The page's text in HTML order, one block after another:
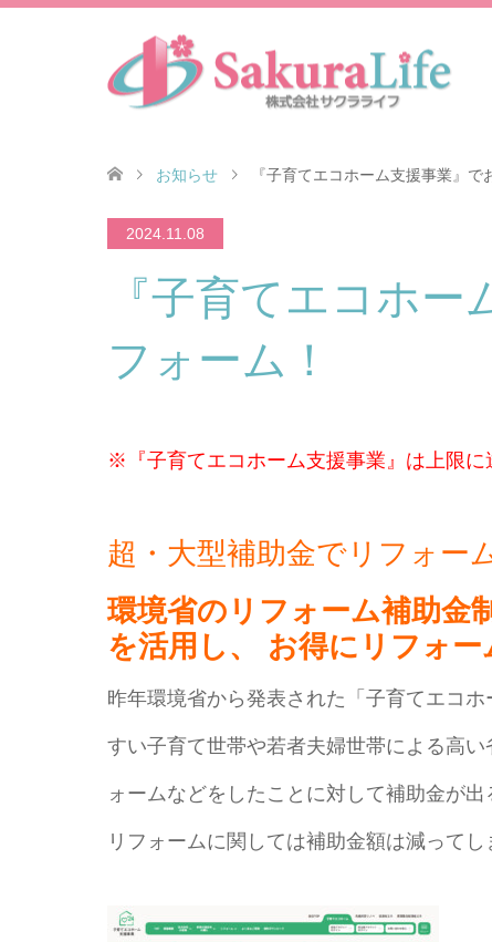
お知らせ 『子育てエコホーム支援事業』で
2024.11.08
『子育てエコホー
フォーム！
※『子育てエコホーム支援事業』は上限に
超・大型補助金でリフォー
環境省のリフォーム補助金
を活用し、 お得にリフォー
昨年環境省から発表された「子育てエコ
すい子育て世帯や若者夫婦世帯による高
ォームなどをしたことに対して補助金が出
リフォームに関しては補助金額は減って